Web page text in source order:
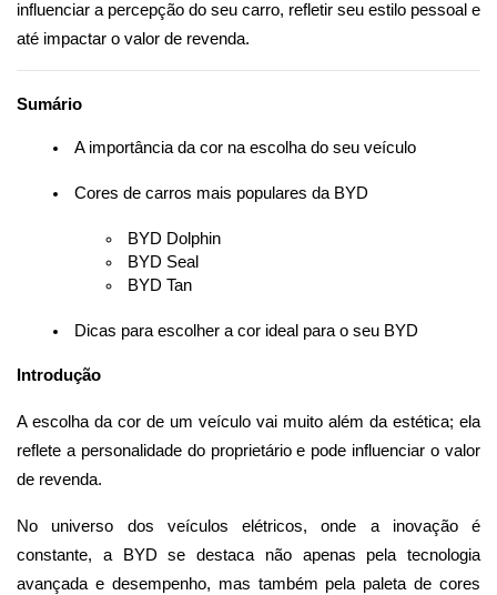
influenciar a percepção do seu carro, refletir seu estilo pessoal e
até impactar o valor de revenda.
Sumário
A importância da cor na escolha do seu veículo
Cores de carros mais populares da BYD
BYD Dolphin
BYD Seal
BYD Tan
Dicas para escolher a cor ideal para o seu BYD
Introdução
A escolha da cor de um veículo vai muito além da estética; ela
reflete a personalidade do proprietário e pode influenciar o valor
de revenda.
No universo dos veículos elétricos, onde a inovação é
constante, a BYD se destaca não apenas pela tecnologia
avançada e desempenho, mas também pela paleta de cores